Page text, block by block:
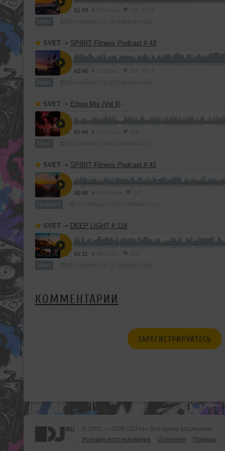
61:43
Микс
SVET ➝ SPIRIT Fitness Podcast # 43
62:40
Микс
SVET ➝ Ethno Mix (Vol.9)
61:44
Микс
SVET ➝ SPIRIT Fitness Podcast # 42
60:46
Подкаст
SVET ➝ DEEP LIGHT # 118
61:21
Микс
КОММЕНТАРИИ
ЗАРЕГИСТРИРУЙТЕСЬ
© 2001 — 2026 «DJ.ru» Все права защищены.
Условия использования
О проекте Помощь